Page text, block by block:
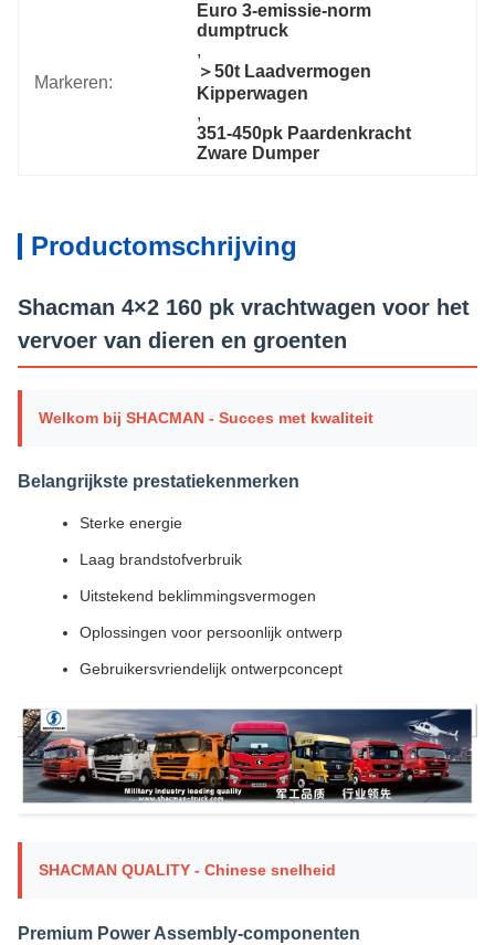
Markeren:
Euro 3-emissie-norm
dumptruck
,
＞50t Laadvermogen
Kipperwagen
,
351-450pk Paardenkracht
Zware Dumper
Productomschrijving
Shacman 4×2 160 pk vrachtwagen voor het
vervoer van dieren en groenten
Welkom bij SHACMAN - Succes met kwaliteit
Belangrijkste prestatiekenmerken
Sterke energie
Laag brandstofverbruik
Uitstekend beklimmingsvermogen
Oplossingen voor persoonlijk ontwerp
Gebruikersvriendelijk ontwerpconcept
SHACMAN QUALITY - Chinese snelheid
Premium Power Assembly-componenten